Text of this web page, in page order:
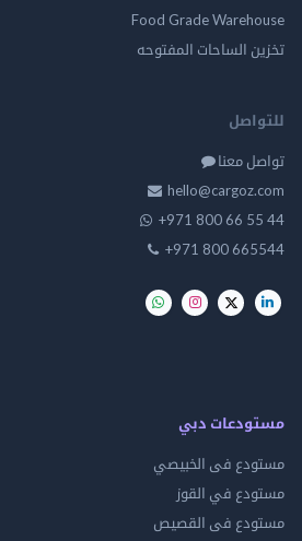
Food Grade Warehouse
تخزين الساحات المفتوحه
للتواصل
تواصل معنا
hello@cargoz.com
+971 800 66 55 44
+971 800 665544
مستودعات دبي
مستودع فى الخبيصي
مستودع في القوز
مستودع فى القصيص